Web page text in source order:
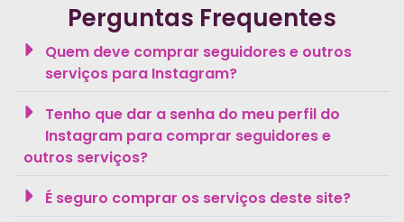
Perguntas Frequentes
Quem deve comprar seguidores e outros
serviços para Instagram?
Tenho que dar a senha do meu perfil do
Instagram para comprar seguidores e
outros serviços?
É seguro comprar os serviços deste site?